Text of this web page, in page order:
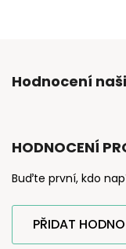
Hodnocení
HODNOCENÍ
Buďte první, kdo
PŘIDAT